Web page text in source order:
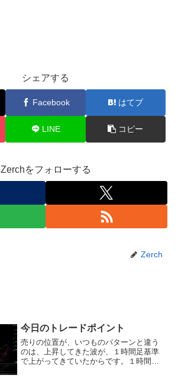
シェアする
Facebook はてブ
LINE コピー
Zerchをフォローする
Zerch
今日のトレードポイント
売りの位置が、いつものパターンと違う
のは、上昇してきた波が、１時間足基準
で上がってきていたからです。１時間足